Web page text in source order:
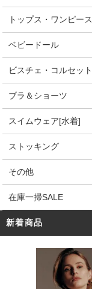
トップス・ワンピース
ベビードール
ビスチェ・コルセット
ブラ＆ショーツ
スイムウェア[水着]
ストッキング
その他
在庫一掃SALE
新着商品